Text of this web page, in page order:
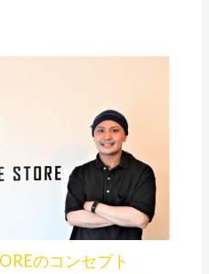
のコンセプト